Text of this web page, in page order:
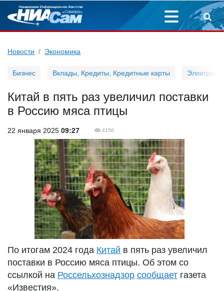
Новости Экономика
Бизнес Вклады, Кредиты, Кредитные карты
Китай в пять раз увеличил поставки
в Россию мяса птицы
22 января 2025 09:27 4150
По итогам 2024 года Китай в пять раз увеличил
поставки в Россию мяса птицы. Об этом со
ссылкой на Россельхознадзор сообщает газета
«Известия».